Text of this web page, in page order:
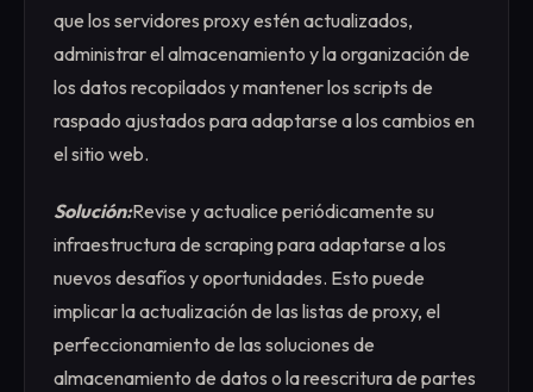
que los servidores proxy estén actualizados,
administrar el almacenamiento y la organización de
los datos recopilados y mantener los scripts de
raspado ajustados para adaptarse a los cambios en
el sitio web.
Solución:Revise y actualice periódicamente su
infraestructura de scraping para adaptarse a los
nuevos desafíos y oportunidades. Esto puede
implicar la actualización de las listas de proxy, el
perfeccionamiento de las soluciones de
almacenamiento de datos o la reescritura de partes